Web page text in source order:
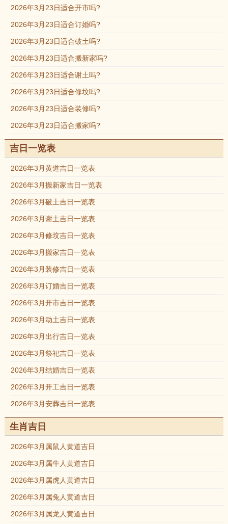
2026年3月23日适合开市吗?
2026年3月23日适合订婚吗?
2026年3月23日适合破土吗?
2026年3月23日适合搬新家吗?
2026年3月23日适合谢土吗?
2026年3月23日适合修坟吗?
2026年3月23日适合装修吗?
2026年3月23日适合搬家吗?
吉日一览表
2026年3月黄道吉日一览表
2026年3月搬新家吉日一览表
2026年3月破土吉日一览表
2026年3月谢土吉日一览表
2026年3月修坟吉日一览表
2026年3月搬家吉日一览表
2026年3月装修吉日一览表
2026年3月订婚吉日一览表
2026年3月开市吉日一览表
2026年3月动土吉日一览表
2026年3月出行吉日一览表
2026年3月祭祀吉日一览表
2026年3月结婚吉日一览表
2026年3月开工吉日一览表
2026年3月安葬吉日一览表
生肖吉日
2026年3月属鼠人黄道吉日
2026年3月属牛人黄道吉日
2026年3月属虎人黄道吉日
2026年3月属兔人黄道吉日
2026年3月属龙人黄道吉日